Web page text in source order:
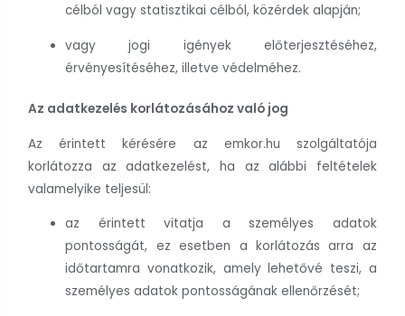
célból vagy statisztikai célból, közérdek alapján;
vagy jogi igények előterjesztéséhez,
érvényesítéséhez, illetve védelméhez.
Az adatkezelés korlátozásához való jog
Az érintett kérésére az emkor.hu szolgáltatója
korlátozza az adatkezelést, ha az alábbi feltételek
valamelyike teljesül:
az érintett vitatja a személyes adatok
pontosságát, ez esetben a korlátozás arra az
időtartamra vonatkozik, amely lehetővé teszi, a
személyes adatok pontosságának ellenőrzését;